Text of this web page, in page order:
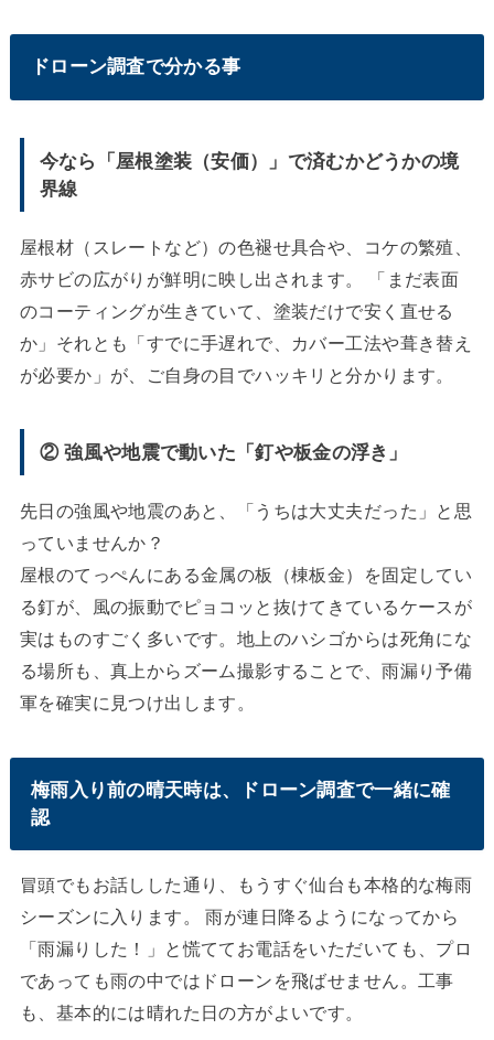
ドローン調査で分かる事
今なら「屋根塗装（安価）」で済むかどうかの境
界線
屋根材（スレートなど）の色褪せ具合や、コケの繁殖、
赤サビの広がりが鮮明に映し出されます。 「まだ表面
のコーティングが生きていて、塗装だけで安く直せる
か」それとも「すでに手遅れで、カバー工法や葺き替え
が必要か」が、ご自身の目でハッキリと分かります。
② 強風や地震で動いた「釘や板金の浮き」
先日の強風や地震のあと、「うちは大丈夫だった」と思
っていませんか？
屋根のてっぺんにある金属の板（棟板金）を固定してい
る釘が、風の振動でピョコッと抜けてきているケースが
実はものすごく多いです。地上のハシゴからは死角にな
る場所も、真上からズーム撮影することで、雨漏り予備
軍を確実に見つけ出します。
梅雨入り前の晴天時は、ドローン調査で一緒に確
認
冒頭でもお話しした通り、もうすぐ仙台も本格的な梅雨
シーズンに入ります。 雨が連日降るようになってから
「雨漏りした！」と慌ててお電話をいただいても、プロ
であっても雨の中ではドローンを飛ばせません。工事
も、基本的には晴れた日の方がよいです。